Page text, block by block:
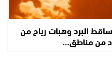
البرد وهبات رياح من
من مناطق…